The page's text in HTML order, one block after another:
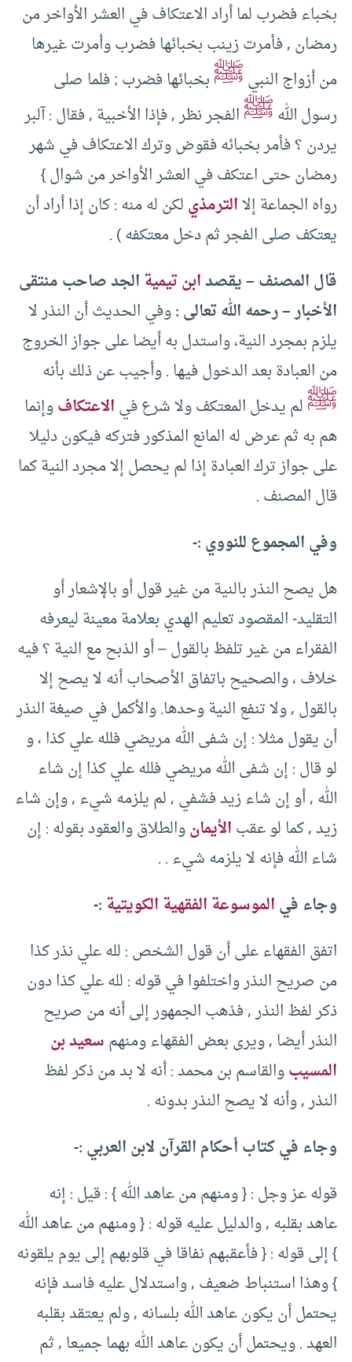
بخباء فضرب لما أراد الاعتكاف في العشر الأواخر من
رمضان , فأمرت زينب بخبائها فضرب وأمرت غيرها
من أزواج النبيﷺبخبائها فضرب ; فلما صلى
رسول اللهﷺالفجر نظر , فإذا الأخبية , فقال : آلبر
يردن ؟ فأمر بخبائه فقوض وترك الاعتكاف في شهر
رمضان حتى اعتكف في العشر الأواخر من شوال }
رواه الجماعة إلاالترمذيلكن له منه : كان إذا أراد أن
يعتكف صلى الفجر ثم دخل معتكفه ) .
قال المصنف – يقصدابن تيميةالجد صاحب منتقى
الأخبار – رحمه الله تعالى :وفي الحديث أن النذر لا
يلزم بمجرد النية، واستدل به أيضا على جواز الخروج
من العبادة بعد الدخول فيها . وأجيب عن ذلك بأنه
ﷺلم يدخل المعتكف ولا شرع فيالاعتكافوإنما
هم به ثم عرض له المانع المذكور فتركه فيكون دليلا
على جواز ترك العبادة إذا لم يحصل إلا مجرد النية كما
قال المصنف .
وفي المجموع للنووي :-
هل يصح النذر بالنية من غير قول أو بالإشعار أو
التقليد- المقصود تعليم الهدي بعلامة معينة ليعرفه
الفقراء من غير تلفظ بالقول – أو الذبح مع النية ؟ فيه
خلاف ، والصحيح باتفاق الأصحاب أنه لا يصح إلا
بالقول , ولا تنفع النية وحدها. والأكمل في صيغة النذر
أن يقول مثلا : إن شفى الله مريضي فلله علي كذا ، و
لو قال : إن شفى الله مريضي فلله علي كذا إن شاء
الله , أو إن شاء زيد فشفي , لم يلزمه شيء , وإن شاء
زيد , كما لو عقبالأيمانوالطلاق والعقود بقوله : إن
شاء الله فإنه لا يلزمه شيء . .
وجاء فيالموسوعة الفقهية الكويتية:-
اتفق الفقهاء على أن قول الشخص : لله علي نذر كذا
من صريح النذر واختلفوا في قوله : لله علي كذا دون
ذكر لفظ النذر , فذهب الجمهور إلى أنه من صريح
النذر أيضا , ويرى بعض الفقهاء ومنهمسعيد بن
المسيبوالقاسم بن محمد : أنه لا بد من ذكر لفظ
النذر , وأنه لا يصح النذر بدونه .
وجاء في كتاب أحكام القرآن لابن العربي :-
قوله عز وجل : { ومنهم من عاهد الله } : قيل : إنه
عاهد بقلبه , والدليل عليه قوله : { ومنهم من عاهد الله
} إلى قوله : { فأعقبهم نفاقا في قلوبهم إلى يوم يلقونه
} وهذا استنباط ضعيف , واستدلال عليه فاسد فإنه
يحتمل أن يكون عاهد الله بلسانه , ولم يعتقد بقلبه
العهد . ويحتمل أن يكون عاهد الله بهما جميعا , ثم